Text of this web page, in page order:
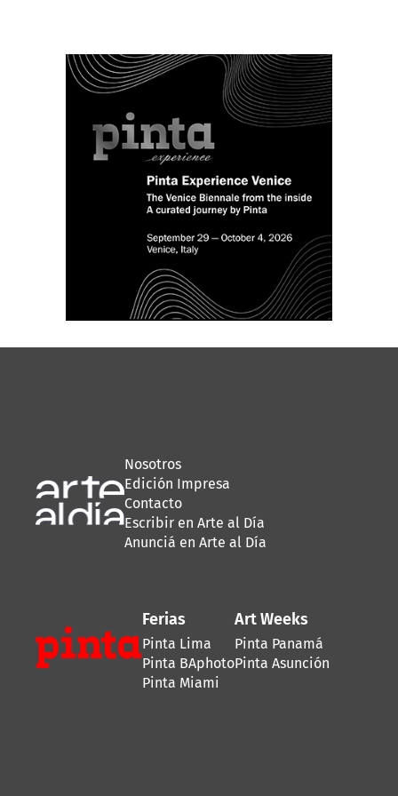
Nosotros
Edición Impresa
Contacto
Escribir en Arte al Día
Anunciá en Arte al Día
Ferias
Pinta Lima
Pinta BAphoto
Pinta Miami
Art Weeks
Pinta Panamá
Pinta Asunción